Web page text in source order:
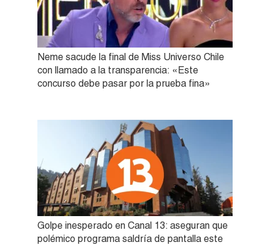
Neme sacude la final de Miss Universo Chile
con llamado a la transparencia: «Este
concurso debe pasar por la prueba fina»
Golpe inesperado en Canal 13: aseguran que
polémico programa saldría de pantalla este